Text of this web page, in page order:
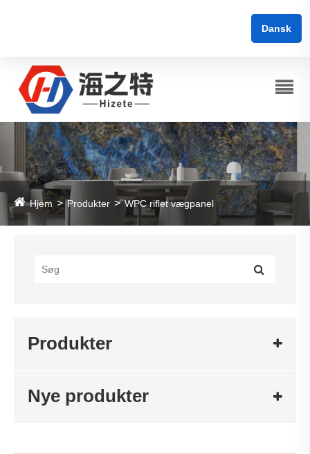
Dansk
Hjem Produkter WPC riflet vægpanel
Produkter
Nye produkter